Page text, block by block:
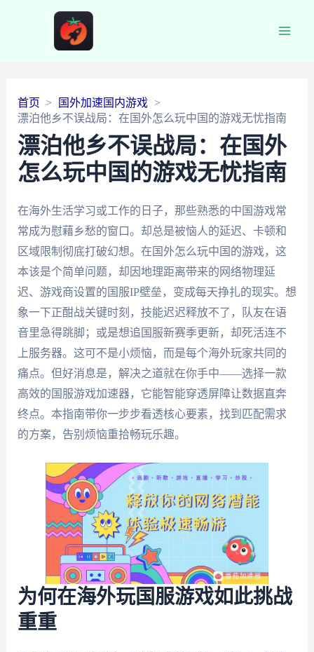
首页
国外加速国内游戏
漂泊他乡不误战局：在国外怎么玩中国的游戏无忧指南
漂泊他乡不误战局：在国外
怎么玩中国的游戏无忧指南
在海外生活学习或工作的日子，那些熟悉的中国游戏常
常成为慰藉乡愁的窗口。却总是被恼人的延迟、卡顿和
区域限制彻底打破幻想。在国外怎么玩中国的游戏，这
本该是个简单问题，却因地理距离带来的网络物理延
迟、游戏商设置的国服IP壁垒，变成每天挣扎的现实。想
象一下正酣战关键时刻，技能迟迟释放不了，队友在语
音里急得跳脚；或是想追国服新赛季更新，却死活连不
上服务器。这可不是小烦恼，而是每个海外玩家共同的
痛点。但好消息是，解决之道就在你手中——选择一款
高效的国服游戏加速器，它能智能穿透屏障让数据直奔
终点。本指南带你一步步看透核心要素，找到匹配需求
的方案，告别烦恼重拾畅玩乐趣。
为何在海外玩国服游戏如此挑战
重重